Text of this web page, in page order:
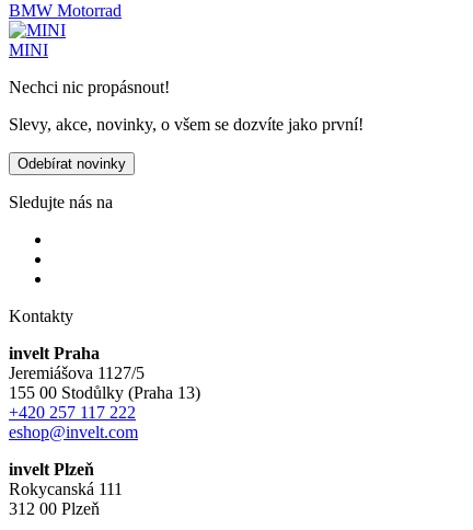
BMW Motorrad
MINI
Nechci nic propásnout!
Slevy, akce, novinky, o všem se dozvíte jako první!
Odebírat novinky
Sledujte nás na
Kontakty
invelt Praha
Jeremiášova 1127/5
155 00 Stodůlky (Praha 13)
+420 257 117 222
eshop@invelt.com
invelt Plzeň
Rokycanská 111
312 00 Plzeň